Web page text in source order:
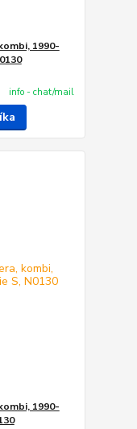
1990-
info - chat/mail
1990-